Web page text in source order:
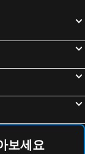
호텔
텔
보세요